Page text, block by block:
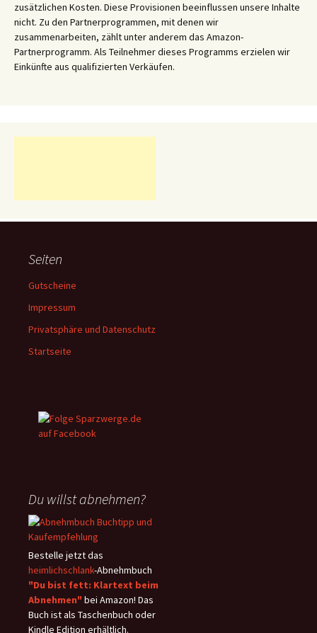
zusätzlichen Kosten. Diese Provisionen beeinflussen unsere Inhalte
nicht. Zu den Partnerprogrammen, mit denen wir
zusammenarbeiten, zählt unter anderem das Amazon-
Partnerprogramm. Als Teilnehmer dieses Programms erzielen wir
Einkünfte aus qualifizierten Verkäufen.
Seiten
Gutscheine
Impressum
Privatsphäre und Datenschutz
Startseite
Du willst abnehmen?
Bestelle jetzt das
heimlichschlank-Abnehmbuch
"Du bist fett: Klartext beim
Abnehmen" bei Amazon! Das
Buch ist als Taschenbuch oder
Kindle Edition erhältlich.